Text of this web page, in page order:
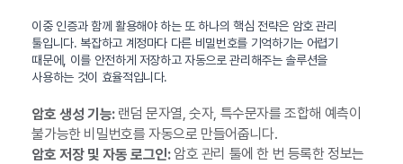
이중 인증과 함께 활용해야 하는 또 하나의 핵심 전략은 암호 관리
툴입니다. 복잡하고 계정마다 다른 비밀번호를 기억하기는 어렵기
때문에, 이를 안전하게 저장하고 자동으로 관리해주는 솔루션을
사용하는 것이 효율적입니다.
암호 생성 기능:랜덤 문자열, 숫자, 특수문자를 조합해 예측이
불가능한 비밀번호를 자동으로 만들어줍니다.
암호 저장 및 자동 로그인:암호 관리 툴에 한 번 등록한 정보는